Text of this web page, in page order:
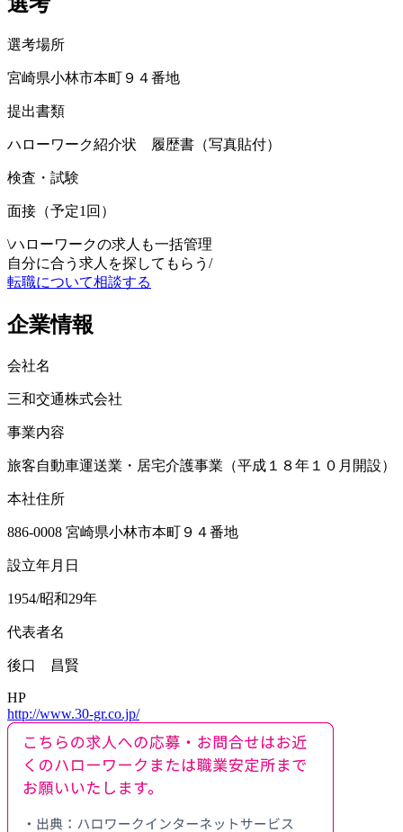
選考場所
宮崎県小林市本町９４番地
提出書類
ハローワーク紹介状 履歴書（写真貼付）
検査・試験
面接（予定1回）
\ハローワークの求人も一括管理
自分に合う求人を探してもらう /
転職について相談する
企業情報
会社名
三和交通株式会社
事業内容
旅客自動車運送業・居宅介護事業（平成１８年１０月開設）
本社住所
886-0008 宮崎県小林市本町９４番地
設立年月日
1954/昭和29年
代表者名
後口 昌賢
HP
http://www.30-gr.co.jp/